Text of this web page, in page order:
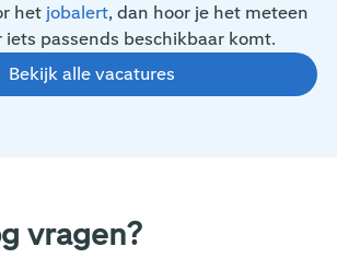
het jobalert, dan hoor je het meteen
iets passends beschikbaar komt.
Bekijk alle vacatures
vragen?